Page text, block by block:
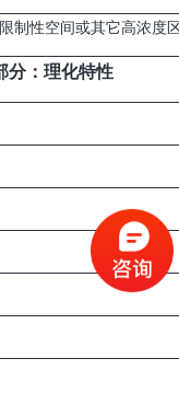
制性空间或其它高浓度
分：理化特性